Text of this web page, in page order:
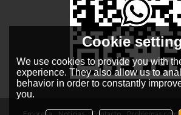
Cookie
We use cookies to provide you with
experience. They also allow us to
behavior in order to constantly
you.